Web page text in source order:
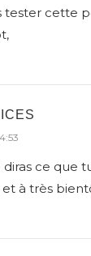
tester cette
ce que
à très